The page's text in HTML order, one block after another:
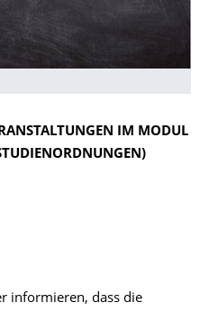
IM MODUL
informieren, dass die